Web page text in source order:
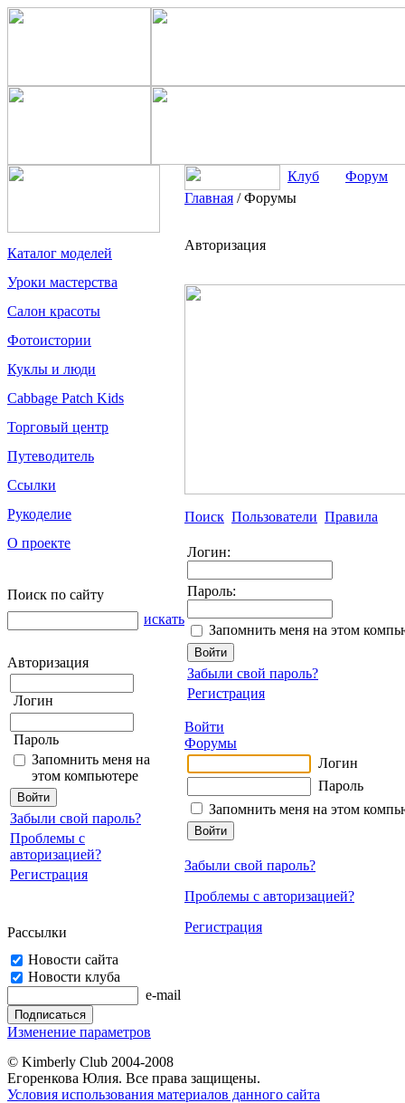
Каталог моделей
Уроки мастерства
Салон красоты
Фотоистории
Куклы и люди
Cabbage Patch Kids
Торговый центр
Путеводитель
Ссылки
Рукоделие
О проекте
Поиск по сайту
искать
Авторизация
Логин
Пароль
Запомнить меня на
этом компьютере
Забыли свой пароль?
Проблемы с
авторизацией?
Регистрация
Рассылки
Новости сайта
Новости клуба
e-mail
Изменение параметров
Клуб
Форум
Главная /Форумы
Авторизация
Поиск Пользователи Правила
Логин:
Пароль:
Запомнить меня на этом
Забыли свой пароль?
Регистрация
Войти
Форумы
Логин
Пароль
Запомнить меня на этом
Забыли свой пароль?
Проблемы с авторизацией?
Регистрация
© Kimberly Club 2004-2008
Егоренкова Юлия. Все права защищены.
Условия использования материалов данного сайта